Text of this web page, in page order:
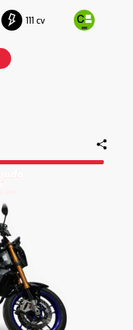
111 cv